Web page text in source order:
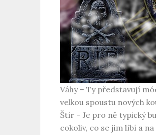
Váhy – Ty představují
velkou spoustu nových
Štír – Je pro ně typický
cokoliv, co se jim líbí a